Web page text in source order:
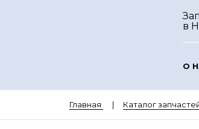
в
О
Главная Каталог